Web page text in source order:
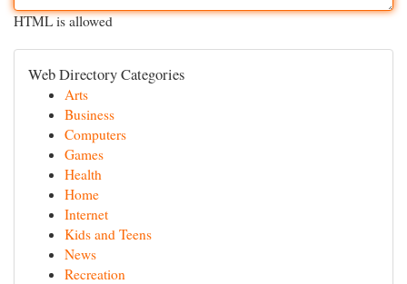
HTML is allowed
Web Directory Categories
Arts
Business
Computers
Games
Health
Home
Internet
Kids and Teens
News
Recreation